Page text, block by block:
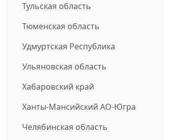
Тульская область
Тюменская область
Удмуртская Республика
Ульяновская область
Хабаровский край
Ханты-Мансийский АО-Югра
Челябинская область